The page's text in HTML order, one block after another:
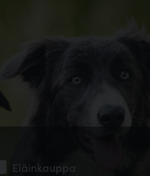
Eläinkauppa